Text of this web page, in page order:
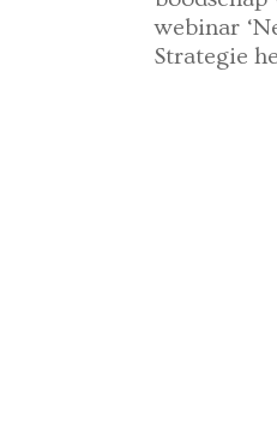
webinar
Strategie